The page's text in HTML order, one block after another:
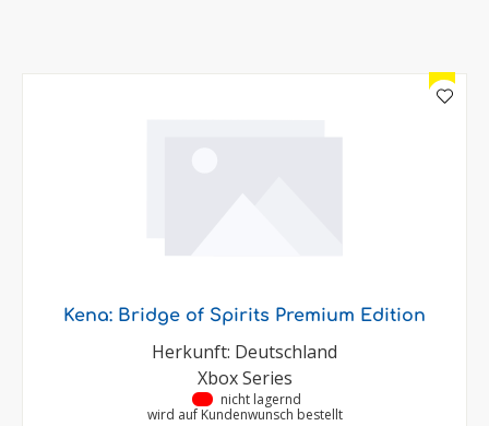
💎
Kena: Bridge of Spirits Premium Edition
Herkunft: Deutschland
Xbox Series
nicht lagernd
wird auf Kundenwunsch bestellt